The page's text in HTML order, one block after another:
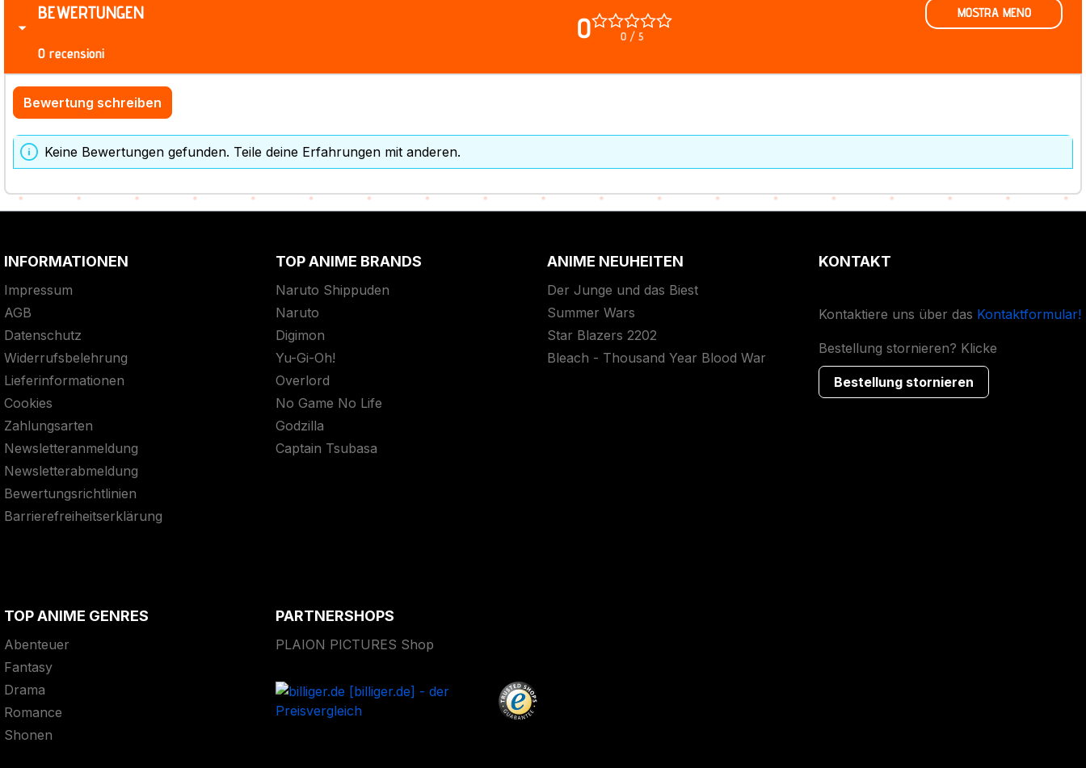
BEWERTUNGEN 0 0 / 5
0 recensioni
MOSTRA MENO
Bewertung schreiben
Keine Bewertungen gefunden. Teile deine Erfahrungen mit anderen.
INFORMATIONEN
Impressum
AGB
Datenschutz
Widerrufsbelehrung
Lieferinformationen
Cookies
Zahlungsarten
Newsletteranmeldung
Newsletterabmeldung
Bewertungsrichtlinien
Barrierefreiheitserklärung
TOP ANIME BRANDS
Naruto Shippuden
Naruto
Digimon
Yu-Gi-Oh!
Overlord
No Game No Life
Godzilla
Captain Tsubasa
ANIME NEUHEITEN
Der Junge und das Biest
Summer Wars
Star Blazers 2202
Bleach - Thousand Year Blood War
KONTAKT
Kontaktiere uns über das Kontaktformular!
Bestellung stornieren? Klicke
Bestellung stornieren
TOP ANIME GENRES
Abenteuer
Fantasy
Drama
Romance
Shonen
PARTNERSHOPS
PLAION PICTURES Shop